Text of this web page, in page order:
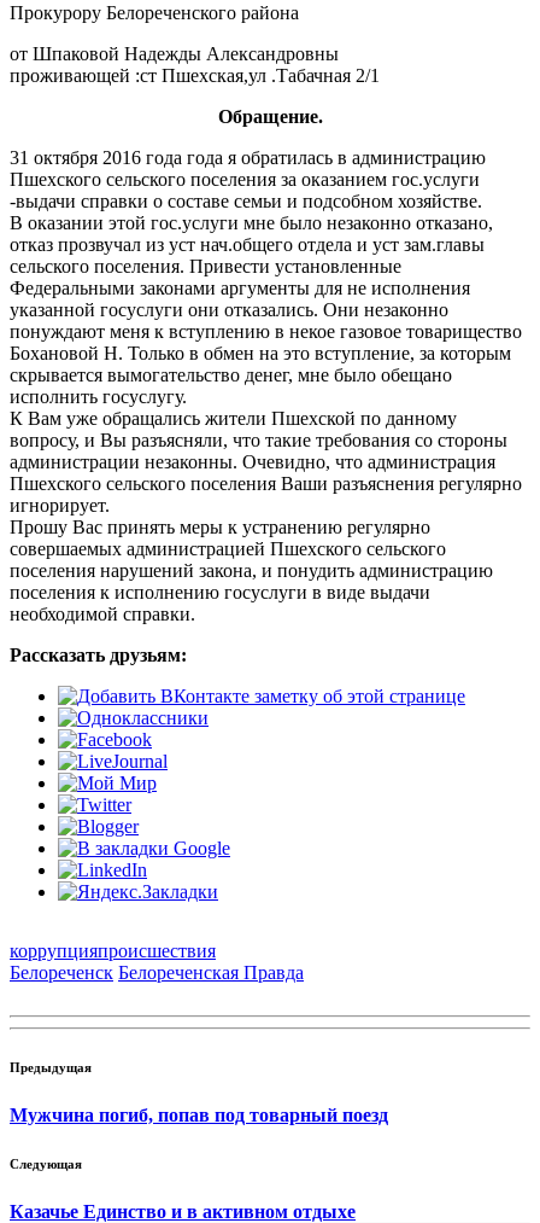
Прокурору Белореченского района
от Шпаковой Надежды Александровны
проживающей :ст Пшехская,ул .Табачная 2/1
Обращение.
31 октября 2016 года года я обратилась в администрацию
Пшехского сельского поселения за оказанием гос.услуги
-выдачи справки о составе семьи и подсобном хозяйстве.
В оказании этой гос.услуги мне было незаконно отказано,
отказ прозвучал из уст нач.общего отдела и уст зам.главы
сельского поселения. Привести установленные
Федеральными законами аргументы для не исполнения
указанной госуслуги они отказались. Они незаконно
понуждают меня к вступлению в некое газовое товарищество
Бохановой Н. Только в обмен на это вступление, за которым
скрывается вымогательство денег, мне было обещано
исполнить госуслугу.
К Вам уже обращались жители Пшехской по данному
вопросу, и Вы разъясняли, что такие требования со стороны
администрации незаконны. Очевидно, что администрация
Пшехского сельского поселения Ваши разъяснения регулярно
игнорирует.
Прошу Вас принять меры к устранению регулярно
совершаемых администрацией Пшехского сельского
поселения нарушений закона, и понудить администрацию
поселения к исполнению госуслуги в виде выдачи
необходимой справки.
Рассказать друзьям:
коррупцияпроисшествия
Белореченск Белореченская Правда
Предыдущая
Мужчина погиб, попав под товарный поезд
Следующая
Казачье Единство и в активном отдыхе